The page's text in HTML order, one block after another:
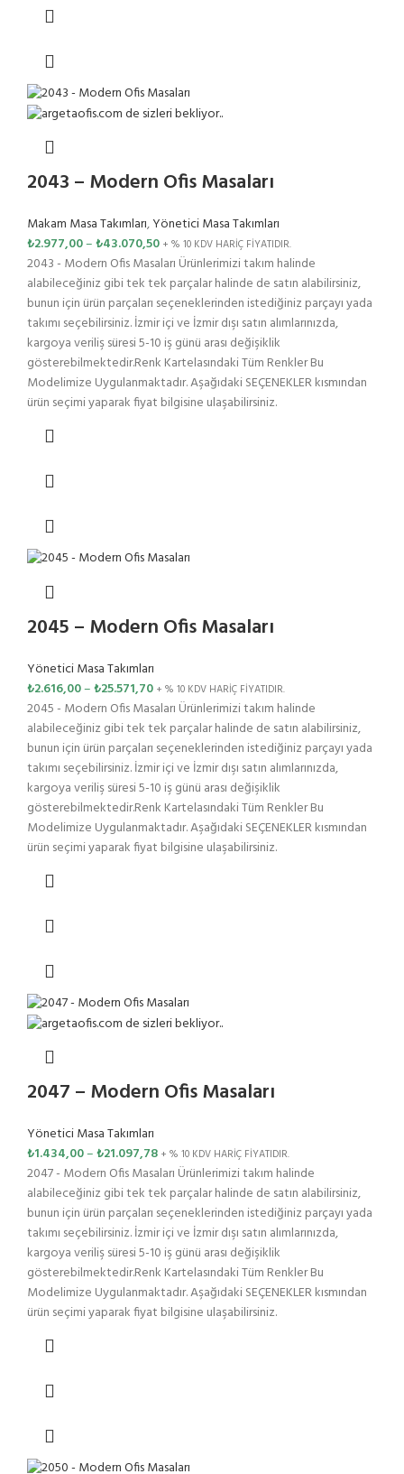
2043 – Modern Ofis Masaları
Makam Masa Takımları,Yönetici Masa Takımları
₺2.977,00–₺43.070,50 + % 10 KDV HARİÇ FİYATIDIR.
2043 - Modern Ofis Masaları Ürünlerimizi takım halinde
alabileceğiniz gibi tek tek parçalar halinde de satın alabilirsiniz,
bunun için ürün parçaları seçeneklerinden istediğiniz parçayı yada
takımı seçebilirsiniz. İzmir içi ve İzmir dışı satın alımlarınızda,
kargoya veriliş süresi 5-10 iş günü arası değişiklik
gösterebilmektedir.Renk Kartelasındaki Tüm Renkler Bu
Modelimize Uygulanmaktadır. Aşağıdaki SEÇENEKLER kısmından
ürün seçimi yaparak fiyat bilgisine ulaşabilirsiniz.
2045 – Modern Ofis Masaları
Yönetici Masa Takımları
₺2.616,00–₺25.571,70 + % 10 KDV HARİÇ FİYATIDIR.
2045 - Modern Ofis Masaları Ürünlerimizi takım halinde
alabileceğiniz gibi tek tek parçalar halinde de satın alabilirsiniz,
bunun için ürün parçaları seçeneklerinden istediğiniz parçayı yada
takımı seçebilirsiniz. İzmir içi ve İzmir dışı satın alımlarınızda,
kargoya veriliş süresi 5-10 iş günü arası değişiklik
gösterebilmektedir.Renk Kartelasındaki Tüm Renkler Bu
Modelimize Uygulanmaktadır. Aşağıdaki SEÇENEKLER kısmından
ürün seçimi yaparak fiyat bilgisine ulaşabilirsiniz.
2047 – Modern Ofis Masaları
Yönetici Masa Takımları
₺1.434,00–₺21.097,78 + % 10 KDV HARİÇ FİYATIDIR.
2047 - Modern Ofis Masaları Ürünlerimizi takım halinde
alabileceğiniz gibi tek tek parçalar halinde de satın alabilirsiniz,
bunun için ürün parçaları seçeneklerinden istediğiniz parçayı yada
takımı seçebilirsiniz. İzmir içi ve İzmir dışı satın alımlarınızda,
kargoya veriliş süresi 5-10 iş günü arası değişiklik
gösterebilmektedir.Renk Kartelasındaki Tüm Renkler Bu
Modelimize Uygulanmaktadır. Aşağıdaki SEÇENEKLER kısmından
ürün seçimi yaparak fiyat bilgisine ulaşabilirsiniz.